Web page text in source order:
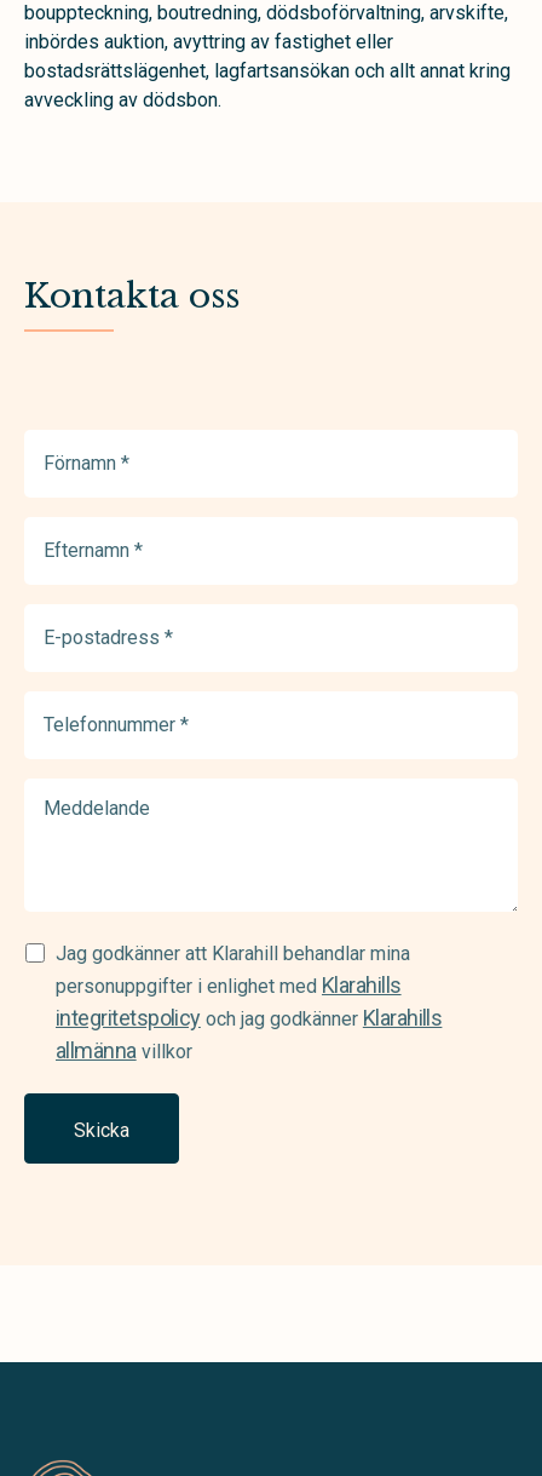
bouppteckning, boutredning, dödsboförvaltning, arvskifte,
inbördes auktion, avyttring av fastighet eller
bostadsrättslägenhet, lagfartsansökan och allt annat kring
avveckling av dödsbon.
Kontakta oss
(Required)
(Required)
postadress
(Required)
Samtycke
(Required)
Jag godkänner att Klarahill behandlar mina
personuppgifter i enlighet med Klarahills
integritetspolicyoch jag godkänner Klarahills
allmännavillkor
Skicka